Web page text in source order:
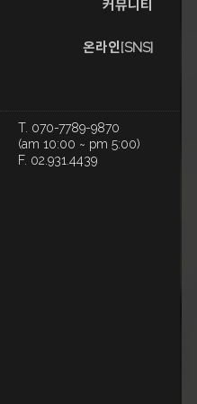
커뮤니티
온라인[SNS]
T. 070-7789-9870
(am 10:00 ~ pm 5:00)
F. 02.931.4439